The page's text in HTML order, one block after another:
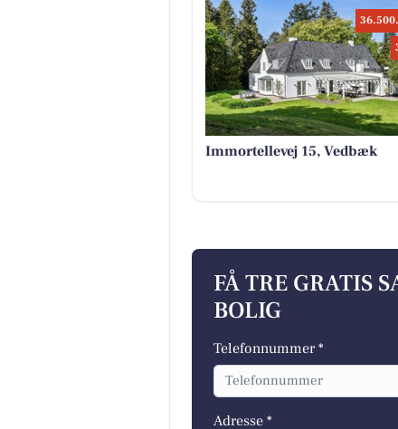
Immortellevej 15, Vedbæk
FÅ TRE GRATIS
BOLIG
Telefonnummer *
Adresse *